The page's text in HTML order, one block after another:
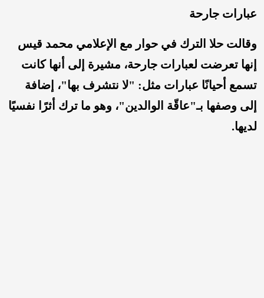
عبارات جارحة
وقالت حلا الترك في حوار مع الإعلامي محمد قيس
إنها تعرضت لعبارات جارحة، مشيرة إلى أنها كانت
تسمع أحيانًا عبارات مثل: "لا نتشرف بها"، إضافة
إلى وصفها بـ"عاقّة الوالدين"، وهو ما ترك أثرًا نفسيًا
لديها.